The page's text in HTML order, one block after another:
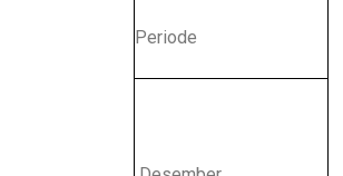
Periode